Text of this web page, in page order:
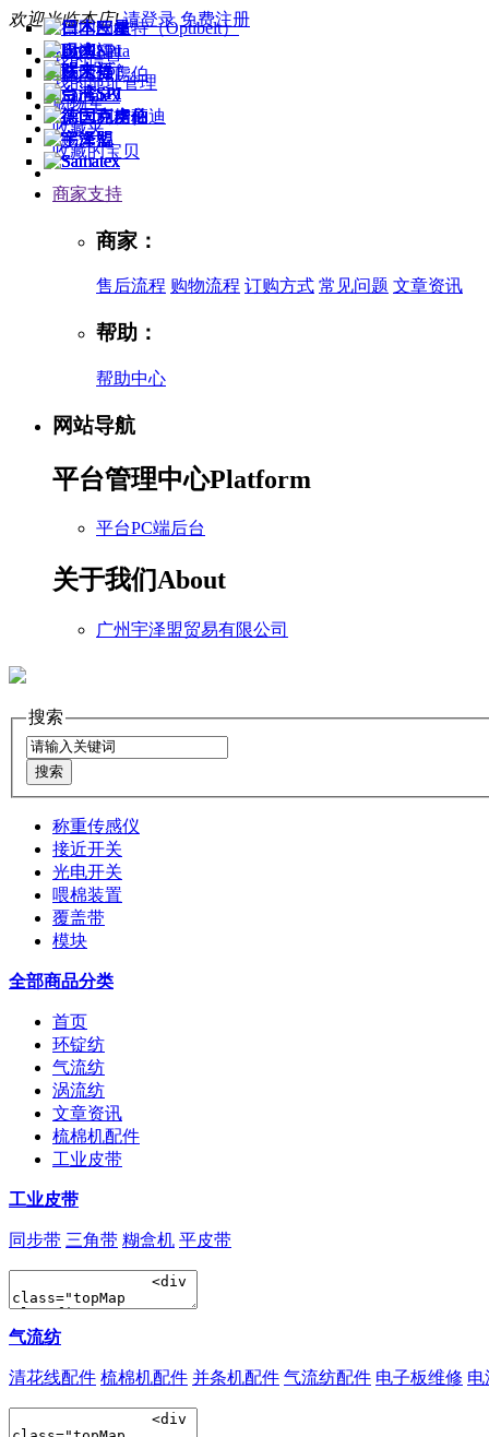
欢迎光临本店! 请登录 免费注册
我的信息
我的地址管理
购物车
收藏夹
收藏的宝贝
商家支持
商家：
售后流程 购物流程 订购方式 常见问题 文章资讯
帮助：
帮助中心
网站导航
平台管理中心Platform
平台PC端后台
关于我们About
广州宇泽盟贸易有限公司
搜索
称重传感仪
接近开关
光电开关
喂棉装置
覆盖带
模块
全部商品分类
首页
环锭纺
气流纺
涡流纺
文章资讯
梳棉机配件
工业皮带
工业皮带
同步带 三角带 糊盒机 平皮带
气流纺
清花线配件 梳棉机配件 并条机配件 气流纺配件 电子板维修 电